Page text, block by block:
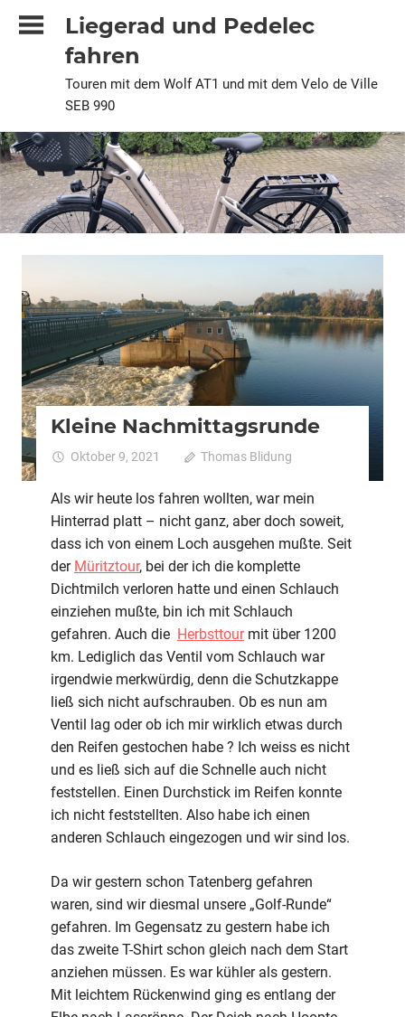
Inhalt
Liegerad und Pedelec
fahren
Touren mit dem Wolf AT1 und mit dem Velo de Ville
SEB 990
Kleine Nachmittagsrunde
Oktober 9, 2021 Thomas Blidung
Als wir heute los fahren wollten, war mein
Hinterrad platt – nicht ganz, aber doch soweit,
dass ich von einem Loch ausgehen mußte. Seit
der Müritztour, bei der ich die komplette
Dichtmilch verloren hatte und einen Schlauch
einziehen mußte, bin ich mit Schlauch
gefahren. Auch die Herbsttourmit über 1200
km. Lediglich das Ventil vom Schlauch war
irgendwie merkwürdig, denn die Schutzkappe
ließ sich nicht aufschrauben. Ob es nun am
Ventil lag oder ob ich mir wirklich etwas durch
den Reifen gestochen habe ? Ich weiss es nicht
und es ließ sich auf die Schnelle auch nicht
feststellen. Einen Durchstick im Reifen konnte
ich nicht feststellten. Also habe ich einen
anderen Schlauch eingezogen und wir sind los.
Da wir gestern schon Tatenberg gefahren
waren, sind wir diesmal unsere „Golf-Runde“
gefahren. Im Gegensatz zu gestern habe ich
das zweite T-Shirt schon gleich nach dem Start
anziehen müssen. Es war kühler als gestern.
Mit leichtem Rückenwind ging es entlang der